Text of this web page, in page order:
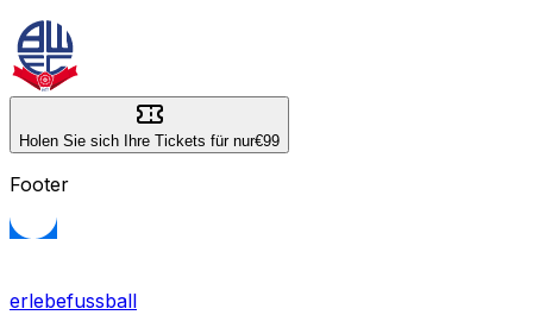
Holen Sie sich Ihre Tickets für nur€99
Footer
erlebefussball